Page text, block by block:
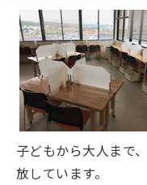
子どもから大人まで
放しています。